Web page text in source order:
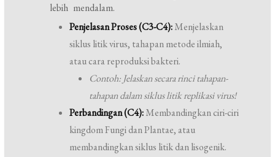
lebih mendalam.
Penjelasan Proses (C3-C4):Menjelaskan
siklus litik virus, tahapan metode ilmiah,
atau cara reproduksi bakteri.
Contoh: Jelaskan secara rinci tahapan-
tahapan dalam siklus litik replikasi virus!
Perbandingan (C4):Membandingkan ciri-ciri
kingdom Fungi dan Plantae, atau
membandingkan siklus litik dan lisogenik.